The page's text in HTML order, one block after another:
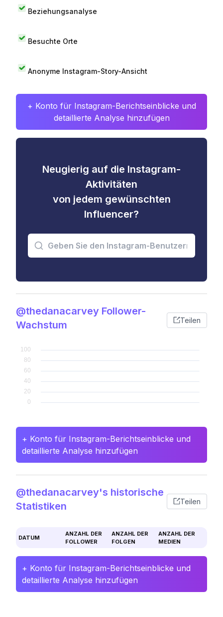
Beziehungsanalyse
Besuchte Orte
Anonyme Instagram-Story-Ansicht
+ Konto für Instagram-Berichtseinblicke und
detaillierte Analyse hinzufügen
Neugierig auf die Instagram-
Aktivitäten
von jedem gewünschten
Influencer?
@thedanacarvey Follower-
Wachstum
Teilen
+ Konto für Instagram-Berichtseinblicke und
detaillierte Analyse hinzufügen
@thedanacarvey's historische
Statistiken
Teilen
DATUM
ANZAHL DER
FOLLOWER
ANZAHL DER
FOLGEN
ANZAHL DER
MEDIEN
+ Konto für Instagram-Berichtseinblicke und
detaillierte Analyse hinzufügen